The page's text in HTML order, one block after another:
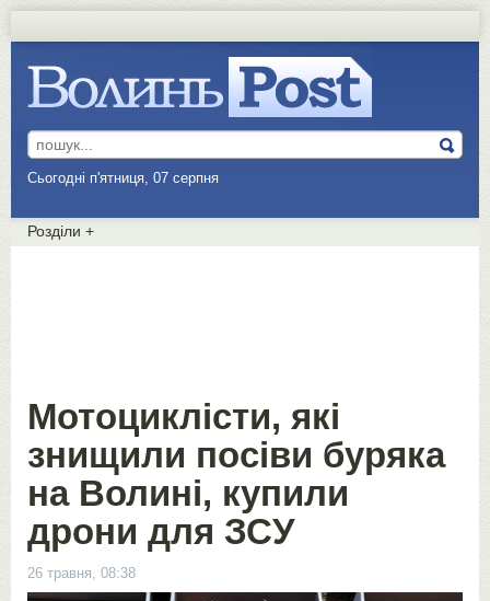
Сьогодні п'ятниця, 07 серпня
Розділи +
Мотоциклісти, які
знищили посіви буряка
на Волині, купили
дрони для ЗСУ
26 травня, 08:38